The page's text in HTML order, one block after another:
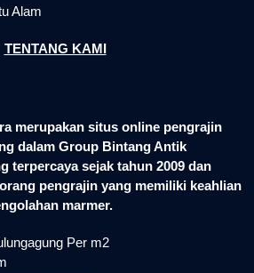
Alam
TENTANG KAMI
merupakan situs online pengrajin
dalam Group Bintang Antik
terpercaya sejak tahun 2009 dan
pengrajin yang memiliki keahlian
marmer.
Per m2